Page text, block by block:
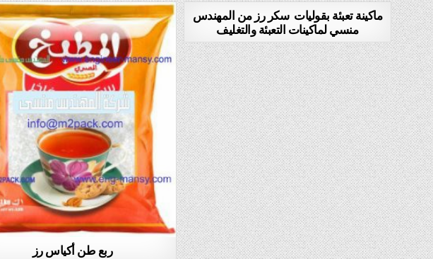
ربع طن أكياس رز
ماكينة تعبئة بقوليات سكر رز من المهندس
منسي لماكينات التعبئة والتغليف